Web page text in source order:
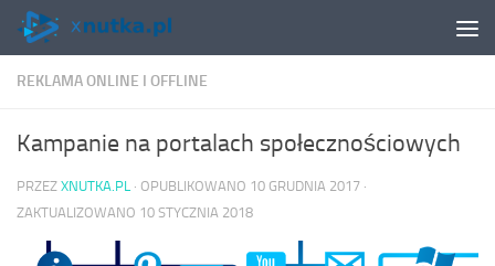
Skip to content
REKLAMA ONLINE I OFFLINE
Kampanie na portalach społecznościowych
PRZEZ XNUTKA.PL · OPUBLIKOWANO 10 GRUDNIA 2017 ·
ZAKTUALIZOWANO 10 STYCZNIA 2018